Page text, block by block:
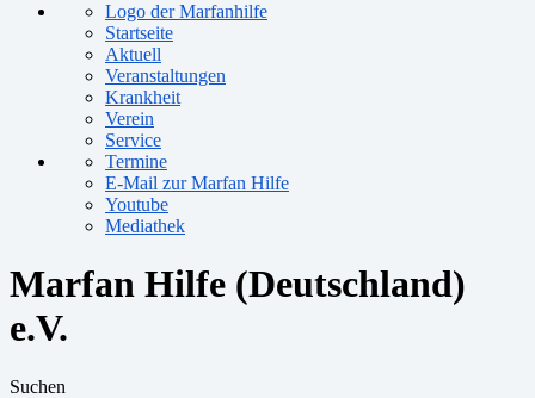
Logo der Marfanhilfe
Startseite
Aktuell
Veranstaltungen
Krankheit
Verein
Service
Termine
E-Mail zur Marfan Hilfe
Youtube
Mediathek
Marfan Hilfe (Deutschland)
e.V.
Suchen